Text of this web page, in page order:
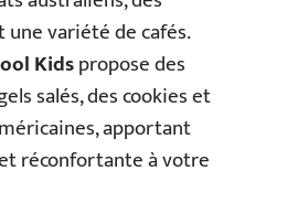
variété de cafés.
Kidspropose des
salés, des cookies et
apportant
réconfortante à votre